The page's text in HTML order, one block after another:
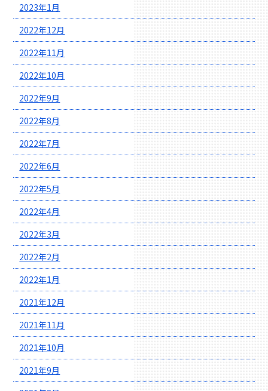
2023年1月
2022年12月
2022年11月
2022年10月
2022年9月
2022年8月
2022年7月
2022年6月
2022年5月
2022年4月
2022年3月
2022年2月
2022年1月
2021年12月
2021年11月
2021年10月
2021年9月